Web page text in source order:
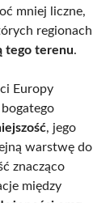
mniej liczne,
regionach
tego terenu.
Europy
, jego
warstwę do
znacząco
między